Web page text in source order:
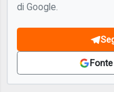
di Google.